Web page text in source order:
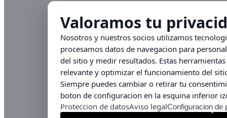
Valoramos tu
Nosotros y nuestros socios utilizamos
procesamos datos de navegacion para
del sitio y medir resultados. Estas
relevante y optimizar el funcionamiento del
Siempre puedes cambiar o retirar tu
boton de configuracion en la esquina inferior
Proteccion de datosAviso legalConfiguracion de